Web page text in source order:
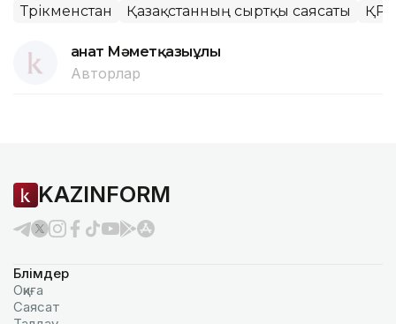
Түрікменстан Қазақстанның сыртқы саясаты ҚР
Қанат Мәметқазыұлы
Авторлар
KAZINFORM
Бөлімдер
Оқиға
Саясат